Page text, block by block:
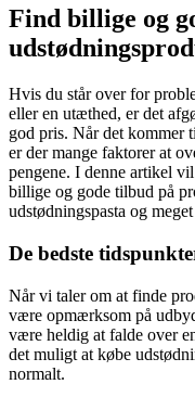
Find billige og
Hvis du står over for
eller en utæthed, er det
god pris. Når det kommer
er der mange faktorer at
pengene. I denne artikel
billige og gode tilbud på
udstødningspasta og
De bedste
Når vi taler om at finde
være opmærksom på
være heldig at falde over
det muligt at købe
normalt.